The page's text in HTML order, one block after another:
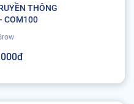
THÔNG
COM100